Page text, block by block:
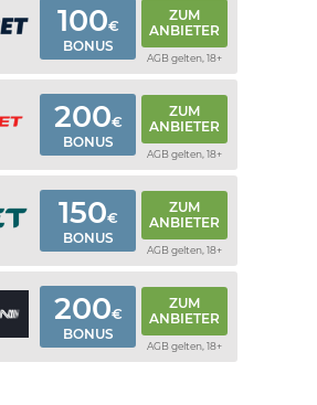
100€
BONUS
ZUM
ANBIETER
AGB gelten, 18+
200€
BONUS
ZUM
ANBIETER
AGB gelten, 18+
150€
BONUS
ZUM
ANBIETER
AGB gelten, 18+
200€
BONUS
ZUM
ANBIETER
AGB gelten, 18+